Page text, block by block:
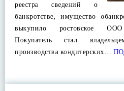
реестра сведений о
банкротстве, имущество
выкупило ростовское ООО
Покупатель стал
производства кондитерских…